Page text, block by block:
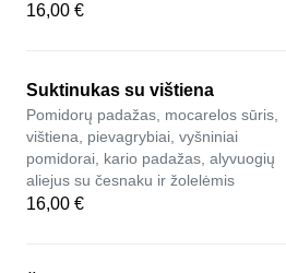
16,00 €
Suktinukas su vištiena
Pomidorų padažas, mocarelos sūris,
vištiena, pievagrybiai, vyšniniai
pomidorai, kario padažas, alyvuogių
aliejus su česnaku ir žolelėmis
16,00 €